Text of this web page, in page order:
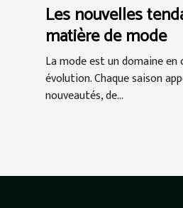
Les nouvelles
matière de mode
La mode est un domaine
évolution. Chaque saison
nouveautés, de...